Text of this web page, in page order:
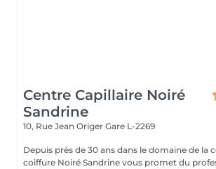
Centre Capillaire Noiré
Sandrine
10, Rue Jean Origer Gare L-2269
Depuis près de 30 ans dans le domaine de la
coiffure Noiré Sandrine vous promet du